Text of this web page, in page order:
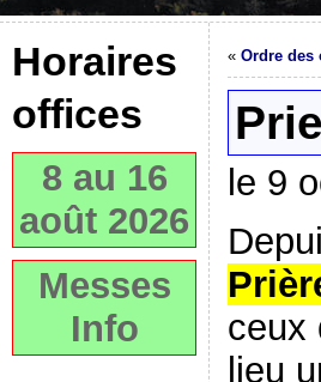
Horaires
offices
8 au 16
août 2026
Messes
Info
« Ordre des
le 9
ceux
lieu